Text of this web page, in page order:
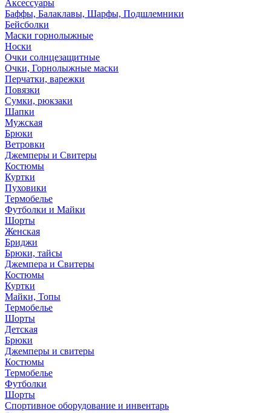
Аксессуары
Баффы, Балаклавы, Шарфы, Подшлемники
Бейсболки
Маски горнолыжные
Носки
Очки солнцезащитные
Очки, Горнолыжные маски
Перчатки, варежки
Повязки
Сумки, рюкзаки
Шапки
Мужская
Брюки
Ветровки
Джемперы и Свитеры
Костюмы
Куртки
Пуховики
Термобелье
Футболки и Майки
Шорты
Женская
Бриджи
Брюки, тайсы
Джемпера и Свитеры
Костюмы
Куртки
Майки, Топы
Термобелье
Шорты
Детская
Брюки
Джемперы и свитеры
Костюмы
Термобелье
Футболки
Шорты
Спортивное оборудование и инвентарь